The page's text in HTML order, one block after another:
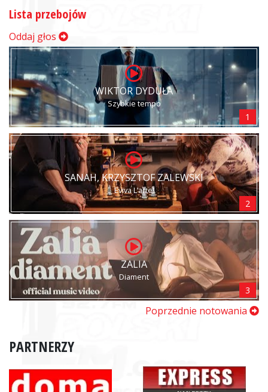
Lista przebojów
Oddaj głos
WIKTOR DYDUŁA
Szybkie tempo
1
SANAH, KRZYSZTOF ZALEWSKI
Eviva L’arte!
2
ZALIA
Diament
3
Poprzednie notowania
PARTNERZY